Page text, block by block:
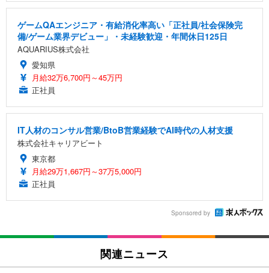
ゲームQAエンジニア・有給消化率高い「正社員/社会保険完
備/ゲーム業界デビュー」・未経験歓迎・年間休日125日
AQUARIUS株式会社
愛知県
月給32万6,700円～45万円
正社員
IT人材のコンサル営業/BtoB営業経験でAI時代の人材支援
株式会社キャリアビート
東京都
月給29万1,667円～37万5,000円
正社員
Sponsored by
関連ニュース